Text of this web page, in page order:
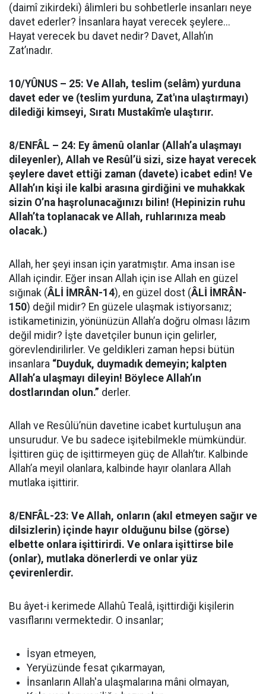
(daimî zikirdeki) âlimleri bu sohbetlerle insanları neye
davet ederler? İnsanlara hayat verecek şeylere...
Hayat verecek bu davet nedir? Davet, Allah’ın
Zat’ınadır.
10/YÛNUS – 25: Ve Allah, teslim (selâm) yurduna
davet eder ve (teslim yurduna, Zat'ına ulaştırmayı)
dilediği kimseyi, Sıratı Mustakîm'e ulaştırır.
8/ENFÂL – 24: Ey âmenû olanlar (Allah’a ulaşmayı
dileyenler), Allah ve Resûl’ü sizi, size hayat verecek
şeylere davet ettiği zaman (davete) icabet edin! Ve
Allah’ın kişi ile kalbi arasına girdiğini ve muhakkak
sizin O’na haşrolunacağınızı bilin! (Hepinizin ruhu
Allah’ta toplanacak ve Allah, ruhlarınıza meab
olacak.)
Allah, her şeyi insan için yaratmıştır. Ama insan ise
Allah içindir. Eğer insan Allah için ise Allah en güzel
sığınak (ÂLİ İMRÂN-14), en güzel dost (ÂLİ İMRÂN-
150) değil midir? En güzele ulaşmak istiyorsanız;
istikametinizin, yönünüzün Allah’a doğru olması lâzım
değil midir? İşte davetçiler bunun için gelirler,
görevlendirilirler. Ve geldikleri zaman hepsi bütün
insanlara “Duyduk, duymadık demeyin; kalpten
Allah’a ulaşmayı dileyin! Böylece Allah’ın
dostlarından olun.” derler.
Allah ve Resûlü’nün davetine icabet kurtuluşun ana
unsurudur. Ve bu sadece işitebilmekle mümkündür.
İşittiren güç de işittirmeyen güç de Allah’tır. Kalbinde
Allah’a meyil olanlara, kalbinde hayır olanlara Allah
mutlaka işittirir.
8/ENFÂL-23: Ve Allah, onların (akıl etmeyen sağır ve
dilsizlerin) içinde hayır olduğunu bilse (görse)
elbette onlara işittirirdi. Ve onlara işittirse bile
(onlar), mutlaka dönerlerdi ve onlar yüz
çevirenlerdir.
Bu âyet-i kerimede Allahû Tealâ, işittirdiği kişilerin
vasıflarını vermektedir. O insanlar;
İsyan etmeyen,
Yeryüzünde fesat çıkarmayan,
İnsanların Allah'a ulaşmalarına mâni olmayan,